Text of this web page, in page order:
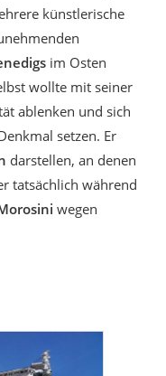
künstlerische
im Osten
wollte mit seiner
ablenken und sich
setzen. Er
darstellen, an denen
tatsächlich während
wegen